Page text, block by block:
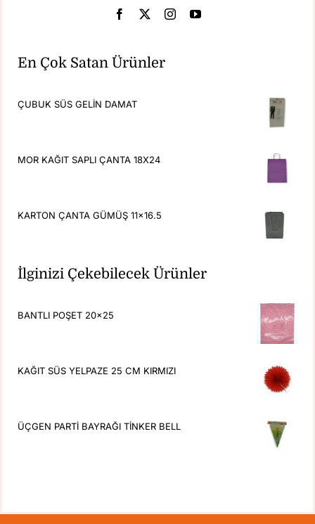
En Çok Satan Ürünler
ÇUBUK SÜS GELİN DAMAT
MOR KAĞIT SAPLI ÇANTA 18X24
KARTON ÇANTA GÜMÜŞ 11x16.5
İlginizi Çekebilecek Ürünler
BANTLI POŞET 20x25
KAĞIT SÜS YELPAZE 25 CM KIRMIZI
ÜÇGEN PARTİ BAYRAĞI TİNKER BELL